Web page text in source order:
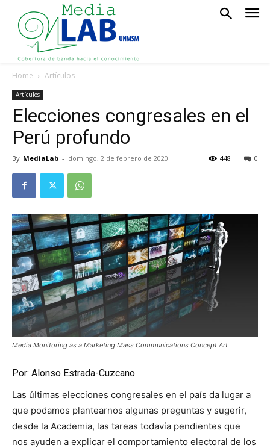
Home Artículos
Artículos
Elecciones congresales en el
Perú profundo
By MediaLab - domingo, 2 de febrero de 2020 0
448
Media Monitoring as a Marketing Mass Communications Concept Art
Por: Alonso Estrada-Cuzcano
Las últimas elecciones congresales en el país da lugar a
que podamos plantearnos algunas preguntas y sugerir,
desde la Academia, las tareas todavía pendientes que
nos ayuden a explicar el comportamiento electoral de los